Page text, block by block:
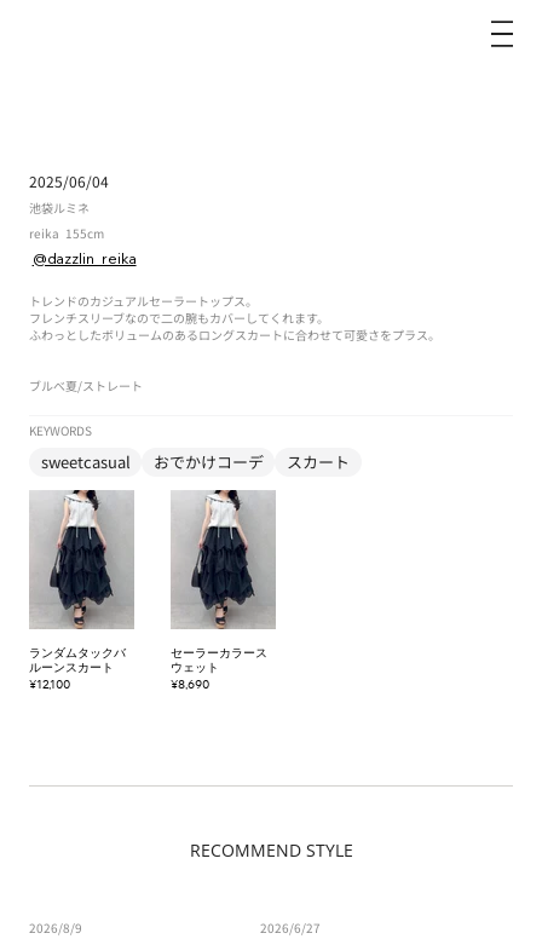
2025/06/04
池袋ルミネ
reika 155cm
@dazzlin_reika
ブルべ夏/ストレート
トレンドのカジュアルセーラートップス。
フレンチスリーブなので二の腕もカバーしてくれます。
ふわっとしたボリュームのあるロングスカートに合わせて可愛さをプラス。
KEYWORDS
sweetcasual おでかけコーデ スカート
ランダムタックバ
ルーンスカート
¥12,100
セーラーカラース
ウェット
¥8,690
RECOMMEND STYLE
2026/8/9 2026/6/27